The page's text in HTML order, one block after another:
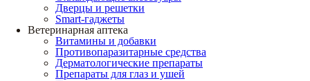
Дверцы и решетки
Smart-гаджеты
Ветеринарная аптека
Витамины и добавки
Противопаразитарные средства
Дерматологические препараты
Препараты для глаз и ушей